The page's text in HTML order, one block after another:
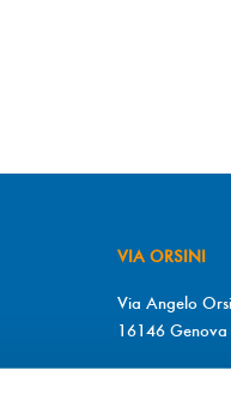
VIA ORSINI
Via Angelo
16146 Genova